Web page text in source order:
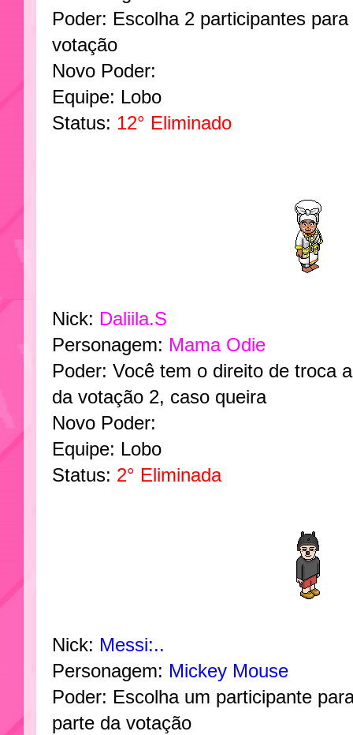
Poder: Escolha 2 participantes
votação
Novo Poder:
Equipe: Lobo
Status: 12° Eliminado
Nick: Daliila.S
Personagem: Mama Odie
Poder: Você tem o direito de troca
da votação 2, caso queira
Novo Poder:
Equipe: Lobo
Status: 2° Eliminada
Nick: Messi:..
Personagem: Mickey Mouse
Poder: Escolha um participante
parte da votação